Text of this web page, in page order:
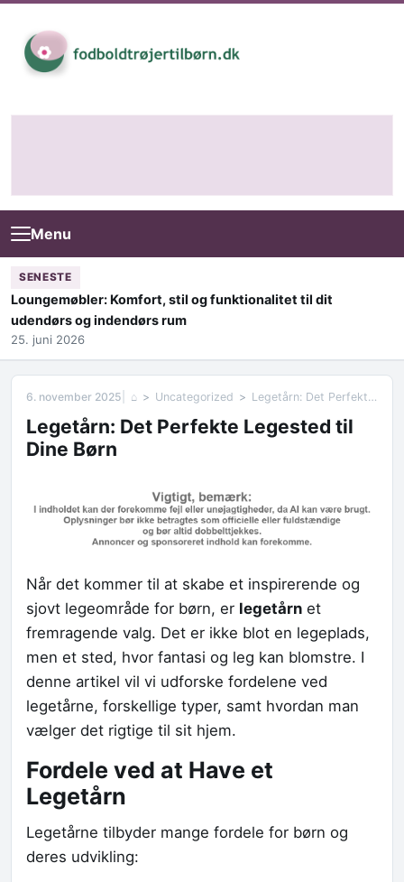
Menu
SENESTE
Loungemøbler: Komfort, stil og funktionalitet til dit
udendørs og indendørs rum
25. juni 2026
6. november 2025 ⌂ Uncategorized Legetårn: Det Perfekte Legested til Dine Børn
Legetårn: Det Perfekte Legested til
Dine Børn
Når det kommer til at skabe et inspirerende og
sjovt legeområde for børn, er legetårn et
fremragende valg. Det er ikke blot en legeplads,
men et sted, hvor fantasi og leg kan blomstre. I
denne artikel vil vi udforske fordelene ved
legetårne, forskellige typer, samt hvordan man
vælger det rigtige til sit hjem.
Fordele ved at Have et
Legetårn
Legetårne tilbyder mange fordele for børn og
deres udvikling: